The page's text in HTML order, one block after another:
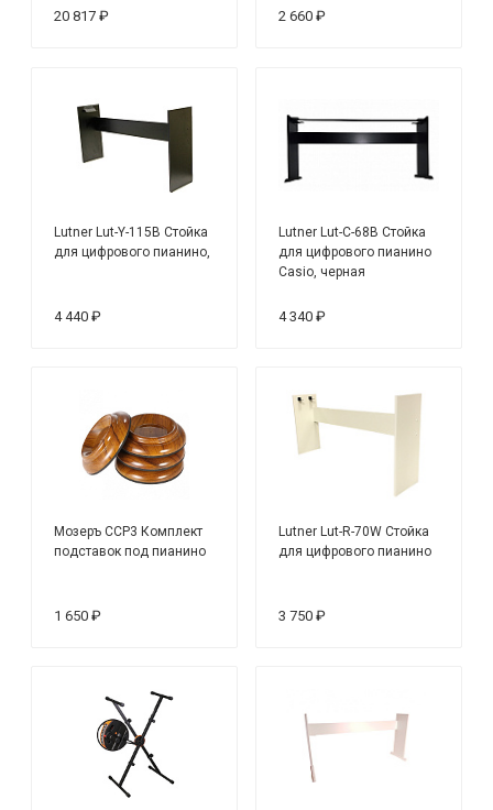
20 817 ₽ 2 660 ₽
Lutner Lut-Y-115B Стойка
для цифрового пианино,
4 440 ₽
Lutner Lut-C-68B Стойка
для цифрового пианино
Casio, черная
4 340 ₽
Мозеръ CCP3 Комплект
подставок под пианино
1 650 ₽
Lutner Lut-R-70W Стойка
для цифрового пианино
3 750 ₽